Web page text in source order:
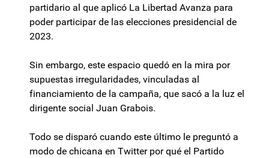
partidario al que aplicó La Libertad Avanza para
poder participar de las elecciones presidencial de
2023.
Sin embargo, este espacio quedó en la mira por
supuestas irregularidades, vinculadas al
financiamiento de la campaña, que sacó a la luz el
dirigente social Juan Grabois.
Todo se disparó cuando este último le preguntó a
modo de chicana en Twitter por qué el Partido